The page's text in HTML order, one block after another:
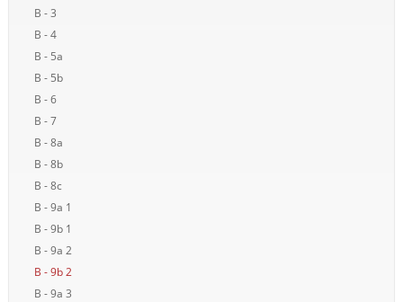
B - 3
B - 4
B - 5a
B - 5b
B - 6
B - 7
B - 8a
B - 8b
B - 8c
B - 9a 1
B - 9b 1
B - 9a 2
B - 9b 2
B - 9a 3